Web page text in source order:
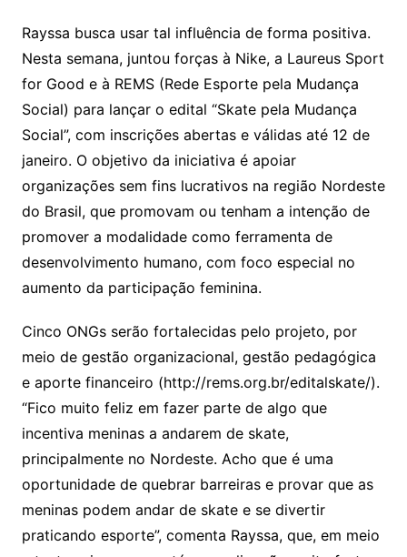
Rayssa busca usar tal influência de forma positiva.
Nesta semana, juntou forças à Nike, a Laureus Sport
for Good e à REMS (Rede Esporte pela Mudança
Social) para lançar o edital “Skate pela Mudança
Social”, com inscrições abertas e válidas até 12 de
janeiro. O objetivo da iniciativa é apoiar
organizações sem fins lucrativos na região Nordeste
do Brasil, que promovam ou tenham a intenção de
promover a modalidade como ferramenta de
desenvolvimento humano, com foco especial no
aumento da participação feminina.
Cinco ONGs serão fortalecidas pelo projeto, por
meio de gestão organizacional, gestão pedagógica
e aporte financeiro (http://rems.org.br/editalskate/).
“Fico muito feliz em fazer parte de algo que
incentiva meninas a andarem de skate,
principalmente no Nordeste. Acho que é uma
oportunidade de quebrar barreiras e provar que as
meninas podem andar de skate e se divertir
praticando esporte”, comenta Rayssa, que, em meio